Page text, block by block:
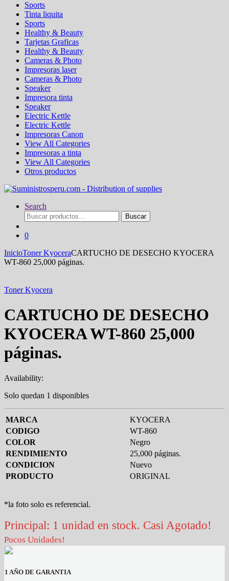
Sports
Tinta liquita
Sports
Healthy & Beauty
Tarjetas Graficas
Healthy & Beauty
Cameras & Photo
Impresoras laser
Cameras & Photo
Speaker
Impresora tinta
Speaker
Electric Kettle
Electric Kettle
Impresoras Canon
View All Categories
Impresoras a tinta
View All Categories
Otros productos
Search
Buscar
por:
Buscar
0
InicioToner KyoceraCARTUCHO DE DESECHO KYOCERA
WT-860 25,000 páginas.
Toner Kyocera
CARTUCHO DE DESECHO
KYOCERA WT-860 25,000
páginas.
Availability:
Solo quedan 1 disponibles
MARCA
KYOCERA
CODIGO
WT-860
COLOR
Negro
RENDIMIENTO
25,000 páginas.
CONDICION
Nuevo
PRODUCTO
ORIGINAL
*la foto solo es referencial.
Principal: 1 unidad en stock. Casi Agotado!
Pocos Unidades!
1 AÑO DE GARANTIA